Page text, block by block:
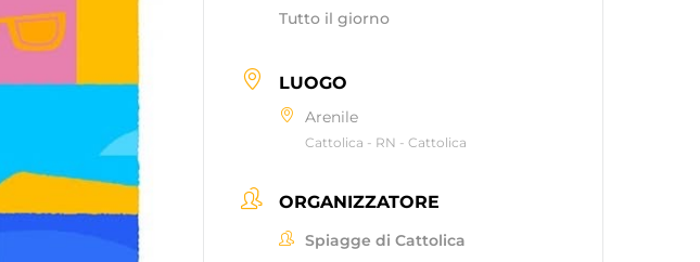
Tutto il giorno
LUOGO
Arenile
Cattolica - RN - Cattolica
ORGANIZZATORE
Spiagge di Cattolica